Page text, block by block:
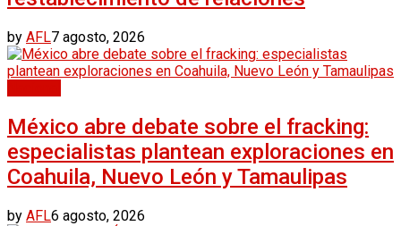
by AFL7 agosto, 2026
México abre debate sobre el fracking:
especialistas plantean exploraciones en
Coahuila, Nuevo León y Tamaulipas
by AFL6 agosto, 2026